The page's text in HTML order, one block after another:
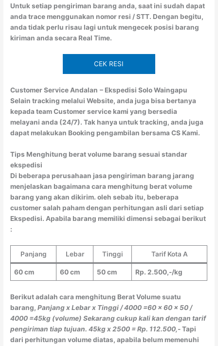
Untuk setiap pengiriman barang anda, saat ini sudah dapat
anda trace menggunakan nomor resi / STT. Dengan begitu,
anda tidak perlu risau lagi untuk mengecek posisi barang
kiriman anda secara Real Time.
CEK RESI
Customer Service Andalan – Ekspedisi Solo Waingapu
Selain tracking melalui Website, anda juga bisa bertanya
kepada team Customer service kami yang bersedia
melayani anda (24/7). Tak hanya untuk tracking, anda juga
dapat melakukan Booking pengambilan bersama CS Kami.
Tips Menghitung berat volume barang sesuai standar
ekspedisi
Di beberapa perusahaan jasa pengiriman barang jarang
menjelaskan bagaimana cara menghitung berat volume
barang yang akan dikirim. oleh sebab itu, beberapa
customer salah paham dengan perhitungan asli dari setiap
Ekspedisi. Apabila barang memiliki dimensi sebagai berikut
:
Panjang Lebar Tinggi Tarif Kota A
60 cm 60 cm 50 cm Rp. 2.500,-/kg
Berikut adalah cara menghitung Berat Volume suatu
barang,Panjang x Lebar x Tinggi / 4000 =60 x 60 x 50 /
4000 =45kg (volume) Sekarang cukup kali kan dengan tarif
pengiriman tiap tujuan. 45kg x 2500 = Rp. 112.500,-Tapi
dari perhitungan volume diatas, apabila belum memenuhi